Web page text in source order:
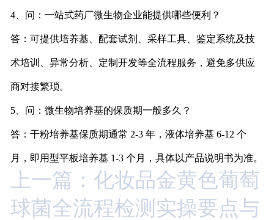
4、问：一站式药厂微生物企业能提供哪些便利？
答：可提供培养基、配套试剂、采样工具、鉴定系统及技
术培训、异常分析、定制开发等全流程服务，避免多供应
商对接繁琐。
5、问：微生物培养基的保质期一般多久？
答：干粉培养基保质期通常 2-3 年，液体培养基 6-12 个
月，即用型平板培养基 1-3 个月，具体以产品说明书为准。
上一篇：化妆品金黄色葡萄
球菌全流程检测实操要点与